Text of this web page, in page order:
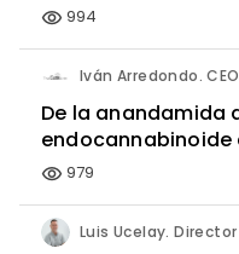
visibility 994
Iván Arredondo.
De la anandamida
endocannabinoide
visibility 979
Luis Ucelay.